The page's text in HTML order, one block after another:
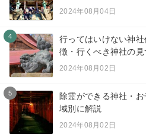
2024年08月04日
4
行ってはいけない神
徴・行くべき神社の見
2024年08月02日
5
除霊ができる神社・
域別に解説
2024年08月02日